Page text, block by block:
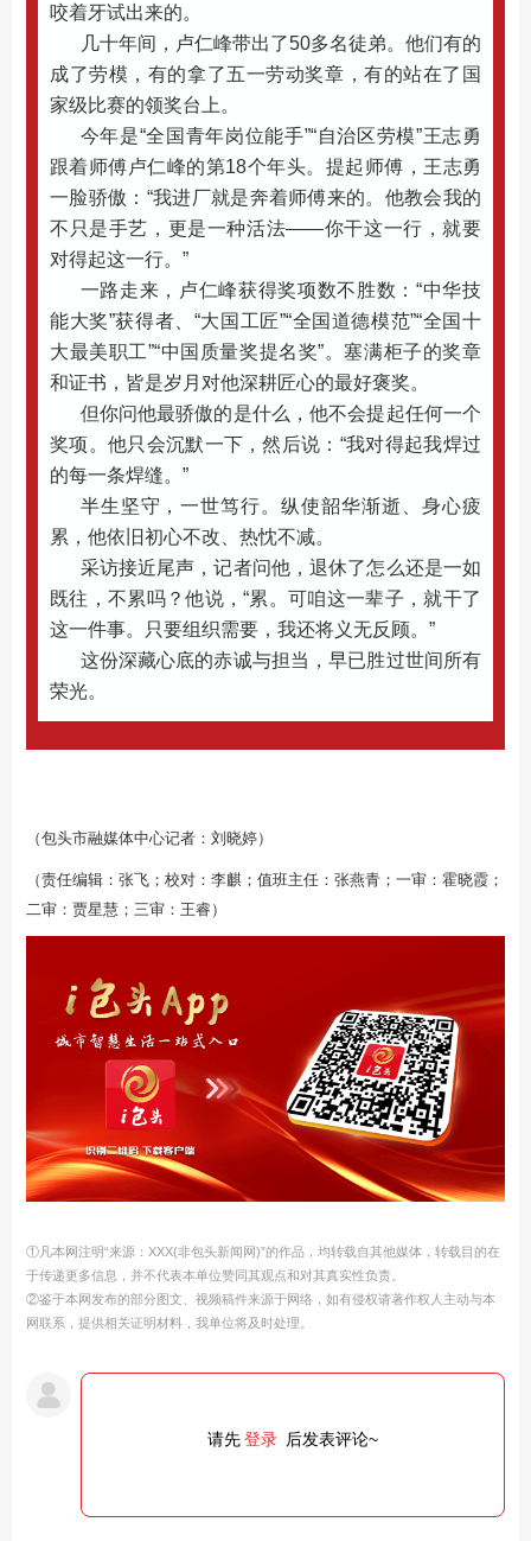
咬着牙试出来的。
几十年间，卢仁峰带出了50多名徒弟。他们有的
成了劳模，有的拿了五一劳动奖章，有的站在了国
家级比赛的领奖台上。
今年是“全国青年岗位能手”“自治区劳模”王志勇
跟着师傅卢仁峰的第18个年头。提起师傅，王志勇
一脸骄傲：“我进厂就是奔着师傅来的。他教会我的
不只是手艺，更是一种活法——你干这一行，就要
对得起这一行。”
一路走来，卢仁峰获得奖项数不胜数：“中华技
能大奖”获得者、“大国工匠”“全国道德模范”“全国十
大最美职工”“中国质量奖提名奖”。塞满柜子的奖章
和证书，皆是岁月对他深耕匠心的最好褒奖。
但你问他最骄傲的是什么，他不会提起任何一个
奖项。他只会沉默一下，然后说：“我对得起我焊过
的每一条焊缝。”
半生坚守，一世笃行。纵使韶华渐逝、身心疲
累，他依旧初心不改、热忱不减。
采访接近尾声，记者问他，退休了怎么还是一如
既往，不累吗？他说，“累。可咱这一辈子，就干了
这一件事。只要组织需要，我还将义无反顾。”
这份深藏心底的赤诚与担当，早已胜过世间所有
荣光。
（包头市融媒体中心记者：刘晓婷）
（责任编辑：张飞；校对：李麒；值班主任：张燕青；一审：霍晓霞；
二审：贾星慧；三审：王睿）
①凡本网注明“来源：XXX(非包头新闻网)”的作品，均转载自其他媒体，转载目的在
于传递更多信息，并不代表本单位赞同其观点和对其真实性负责。
②鉴于本网发布的部分图文、视频稿件来源于网络，如有侵权请著作权人主动与本
网联系，提供相关证明材料，我单位将及时处理。
请先登录 后发表评论~